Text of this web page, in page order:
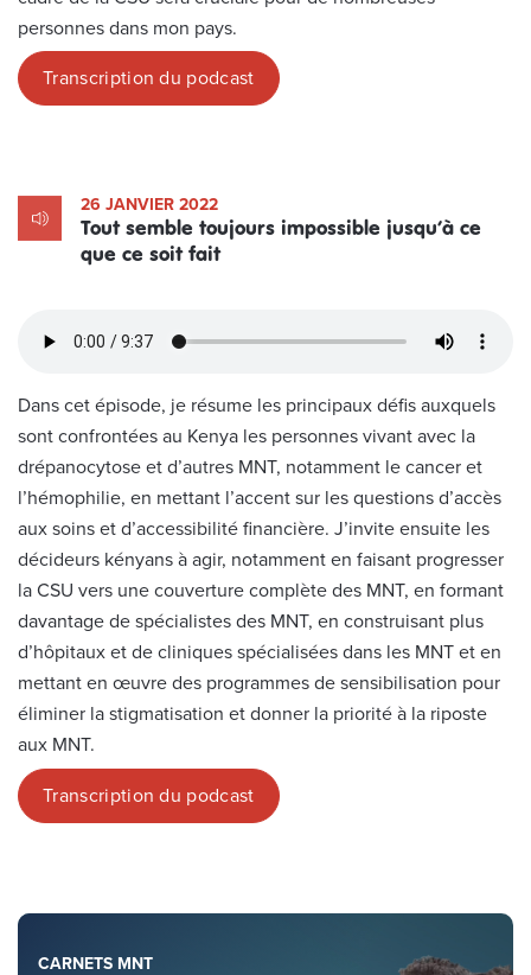
personnes dans mon pays.
Transcription du podcast
26 JANVIER 2022
Tout semble toujours impossible jusqu’à ce
que ce soit fait
Dans cet épisode, je résume les principaux défis auxquels
sont confrontées au Kenya les personnes vivant avec la
drépanocytose et d’autres MNT, notamment le cancer et
l’hémophilie, en mettant l’accent sur les questions d’accès
aux soins et d’accessibilité financière. J’invite ensuite les
décideurs kényans à agir, notamment en faisant progresser
la CSU vers une couverture complète des MNT, en formant
davantage de spécialistes des MNT, en construisant plus
d’hôpitaux et de cliniques spécialisées dans les MNT et en
mettant en œuvre des programmes de sensibilisation pour
éliminer la stigmatisation et donner la priorité à la riposte
aux MNT.
Transcription du podcast
CARNETS MNT